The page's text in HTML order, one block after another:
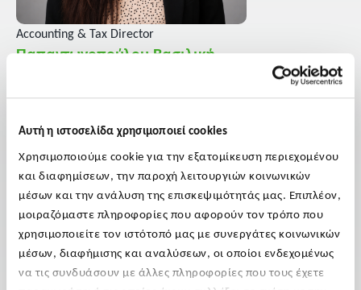
Αυτή η ιστοσελίδα χρησιμοποιεί cookies
Χρησιμοποιούμε cookie για την εξατομίκευση περιεχομένου
και διαφημίσεων, την παροχή λειτουργιών κοινωνικών
μέσων και την ανάλυση της επισκεψιμότητάς μας. Επιπλέον,
μοιραζόμαστε πληροφορίες που αφορούν τον τρόπο που
χρησιμοποιείτε τον ιστότοπό μας με συνεργάτες κοινωνικών
μέσων, διαφήμισης και αναλύσεων, οι οποίοι ενδεχομένως
να τις συνδυάσουν με άλλες πληροφορίες που τους έχετε
Accounting & Tax Director
Παπαντωνοπούλου Βασιλική
Η Βασιλική Παπαντωνοπούλου είναι Accounting & Tax
επαγγελματική εμπειρία στη λογιστική, τη φορολογία, τη
συμβουλευτική και τη μισθοδοσία. Ως επικεφαλής, συντονίζει
την παροχή ολοκληρωμένων χρηματοοικονομικών,
φορολογικών και λογιστικών λύσεων, με έμφαση στην
ακρίβεια και τη συμμόρφωση. Η εμπειρία της περιλαμβάνει
την εποπτεία λογιστηρίων, τον φορολογικό σχεδιασμό και τη
συμβουλευτική υποστήριξη επιχειρήσεων από διάφορους